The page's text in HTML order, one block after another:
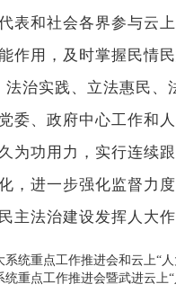
表和社会各界参与云
作用，及时掌握民情
治实践、立法惠民、
委、政府中心工作和
为功用力，实行连续跟
进一步强化监督力
主法治建设发挥人大作
统重点工作推进会和云上“
重点工作推进会暨武进云上